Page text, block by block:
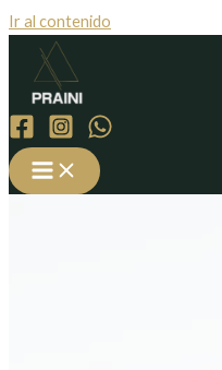
Ir al contenido